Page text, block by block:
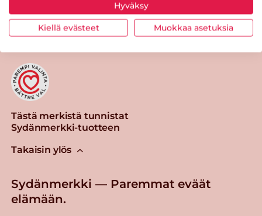
Jaa tuote
Tästä merkistä tunnistat
Sydänmerkki-tuotteen
Takaisin ylös
Sydänmerkki — Paremmat eväät
elämään.
Hyväksy
Kiellä evästeet Muokkaa asetuksia